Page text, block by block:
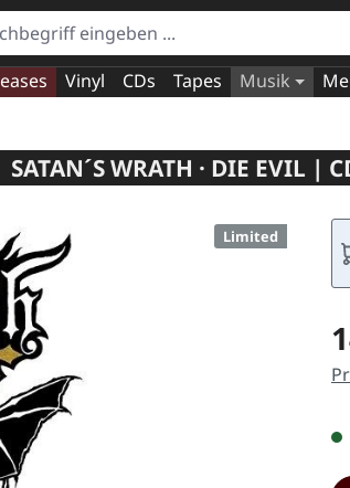
Vinyl CDs Tapes Musik
SATAN´S WRATH · DIE EVIL |
Limited